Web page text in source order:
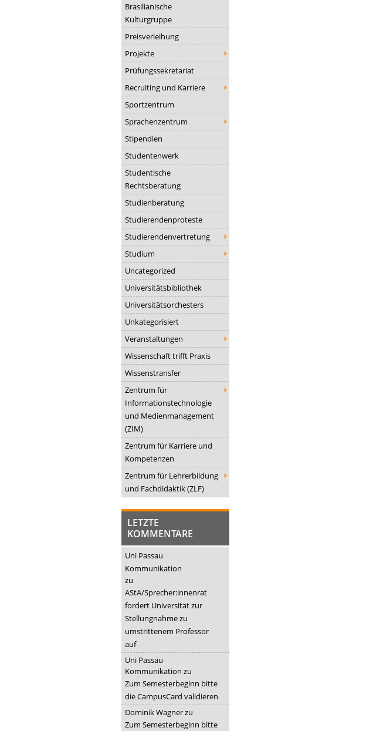
Brasilianische
Kulturgruppe
Preisverleihung
Projekte
Prüfungssekretariat
Recruiting und Karriere
Sportzentrum
Sprachenzentrum
Stipendien
Studentenwerk
Studentische
Rechtsberatung
Studienberatung
Studierendenproteste
Studierendenvertretung
Studium
Uncategorized
Universitätsbibliothek
Universitätsorchesters
Unkategorisiert
Veranstaltungen
Wissenschaft trifft Praxis
Wissenstransfer
Zentrum für
Informationstechnologie
und Medienmanagement
(ZIM)
Zentrum für Karriere und
Kompetenzen
Zentrum für Lehrerbildung
und Fachdidaktik (ZLF)
LETZTE
KOMMENTARE
Uni Passau
Kommunikation
zu
AStA/Sprecher:innenrat
fordert Universität zur
Stellungnahme zu
umstrittenem Professor
auf
Uni Passau
Kommunikation zu
Zum Semesterbeginn bitte
die CampusCard validieren
Dominik Wagnerzu
Zum Semesterbeginn bitte